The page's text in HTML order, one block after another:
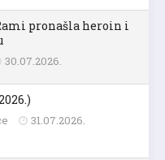
pronašla heroin i
30.07.2026.
31.07.2026.